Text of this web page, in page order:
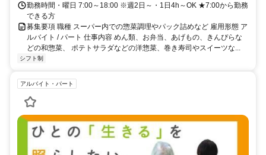
勤務時間・曜日 7:00～18:00 ※週2日～・1日4h～OK ★7:00から勤務
できる方
募集要項 職種 スーパー内での惣菜調理やパック詰めなど 雇用形態 ア
ルバイト / パート 仕事内容 めん類、お弁当、あげもの、きんぴらな
どの和惣菜、 ポテトサラダなどの洋惣菜、巻き寿司やスイーツな...
シフト制
アルバイト・パート